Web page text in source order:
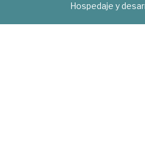
Hospedaje y